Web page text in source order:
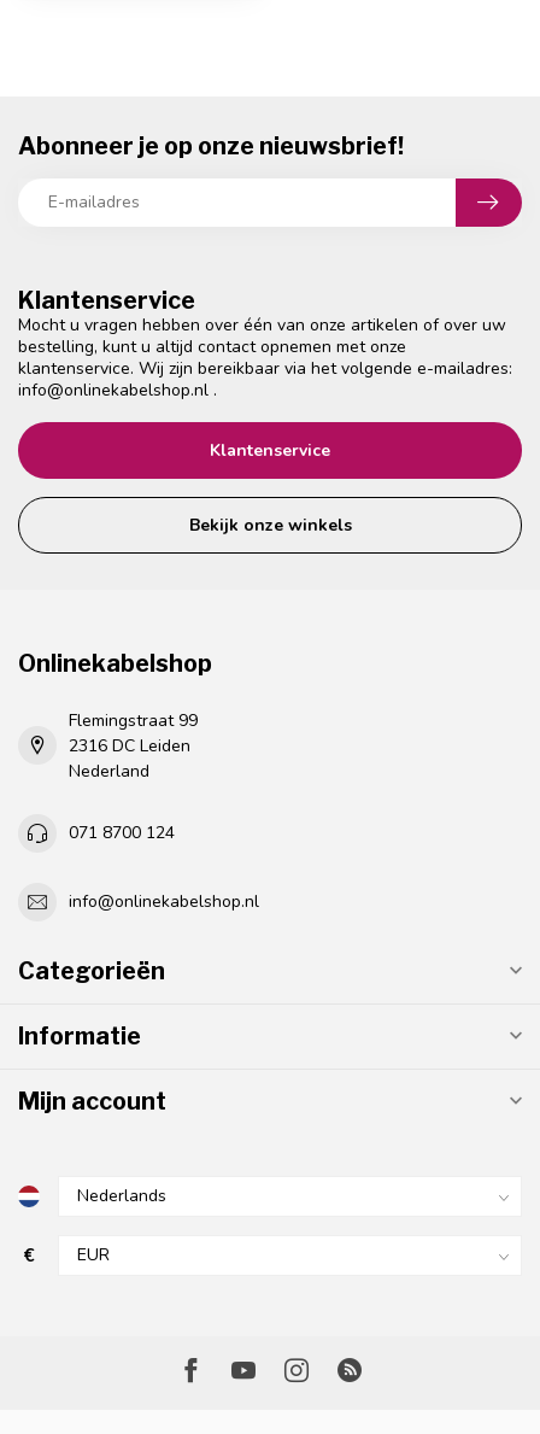
Klantenservice
Mocht u vragen hebben over één van onze artikelen of over uw
bestelling, kunt u altijd contact opnemen met onze
klantenservice. Wij zijn bereikbaar via het volgende e-mailadres:
info@onlinekabelshop.nl .
Klantenservice
Bekijk onze winkels
Abonneer je op onze nieuwsbrief!
Onlinekabelshop
Flemingstraat 99
2316 DC Leiden
Nederland
071 8700 124
info@onlinekabelshop.nl
Categorieën
Informatie
Mijn account
€